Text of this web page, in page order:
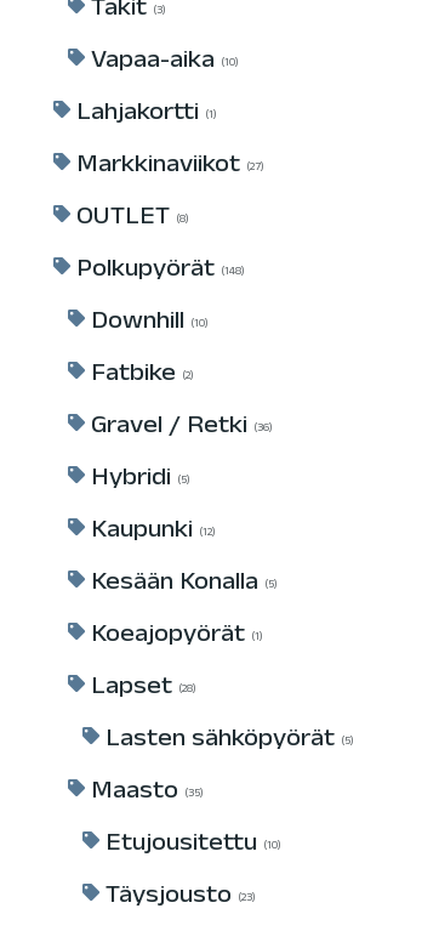
Takit 3
Vapaa-aika 10
Lahjakortti 1
Markkinaviikot 27
OUTLET 8
Polkupyörät 148
Downhill 10
Fatbike 2
Gravel / Retki 36
Hybridi 5
Kaupunki 12
Kesään Konalla 5
Koeajopyörät 1
Lapset 28
Lasten sähköpyörät 5
Maasto 35
Etujousitettu 10
Täysjousto 23